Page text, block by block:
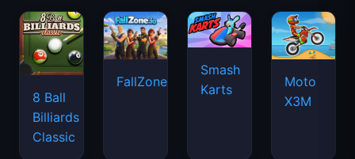
8 Ball
Billiards
Classic
FallZone.io
Smash
Karts
Moto
X3M